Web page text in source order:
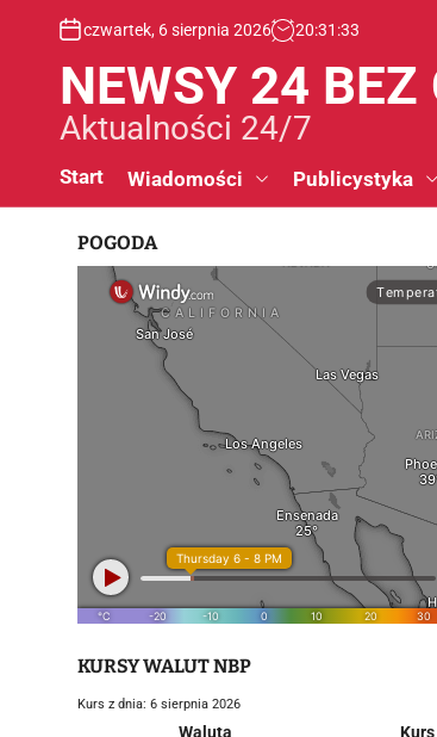
czwartek, 6 sierpnia 2026 20:31 :33
NEWSY 24 BEZ
Aktualności 24/7
Start Wiadomości Publicystyka
POGODA
KURSY WALUT NBP
Kurs z dnia: 6 sierpnia 2026
Waluta
Kurs